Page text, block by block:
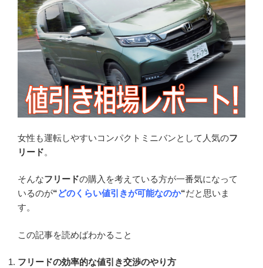
女性も運転しやすいコンパクトミニバンとして人気のフ
リード。
そんなフリードの購入を考えている方が一番気になって
いるのが“どのくらい値引きが可能なのか“だと思いま
す。
この記事を読めばわかること
フリードの効率的な値引き交渉のやり方